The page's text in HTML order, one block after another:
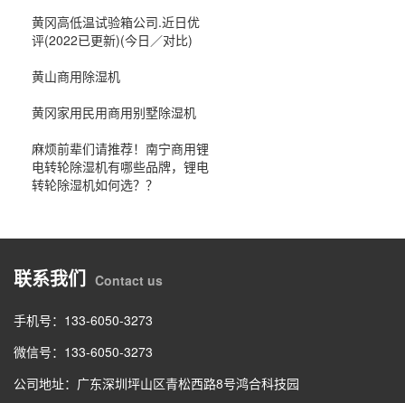
黄冈高低温试验箱公司.近日优
评(2022已更新)(今日／对比)
黄山商用除湿机
黄冈家用民用商用别墅除湿机
麻烦前辈们请推荐！南宁商用锂
电转轮除湿机有哪些品牌，锂电
转轮除湿机如何选？？
联系我们 Contact us
手机号：133-6050-3273
微信号：133-6050-3273
公司地址：广东深圳坪山区青松西路8号鸿合科技园